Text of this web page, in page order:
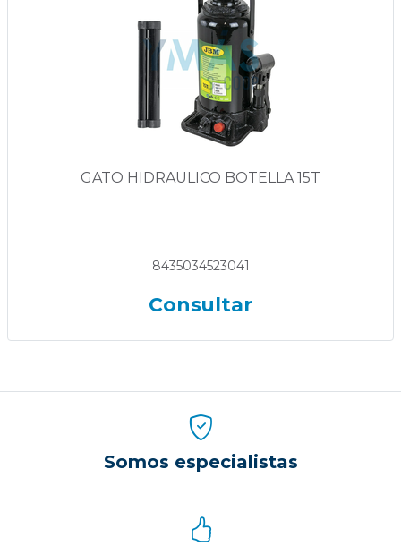
GATO HIDRAULICO BOTELLA 15T
8435034523041
Consultar
Somos especialistas